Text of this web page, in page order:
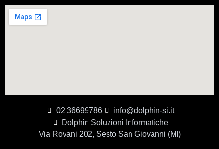
02 36699786
info@dolphin-si.it
Dolphin Soluzioni Informatiche
Via Rovani 202, Sesto San Giovanni (MI)